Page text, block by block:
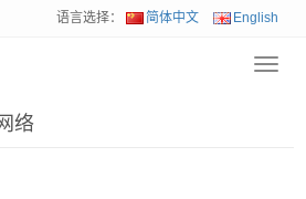
语言选择： 简体中文 English
络